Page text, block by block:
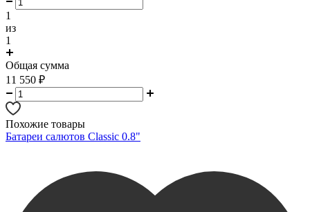
1
из
1
Общая сумма
11 550 ₽
Похожие товары
Батареи салютов Classic 0.8"